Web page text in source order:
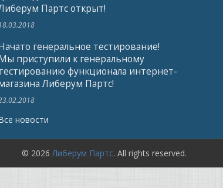
Партс открыт!
18.03.2018
генеральное тестирование!
приступили к генеральному
функционала интернет-
Либерум Партс!
новости
© 2026Либерум Партс. All rights reserved.